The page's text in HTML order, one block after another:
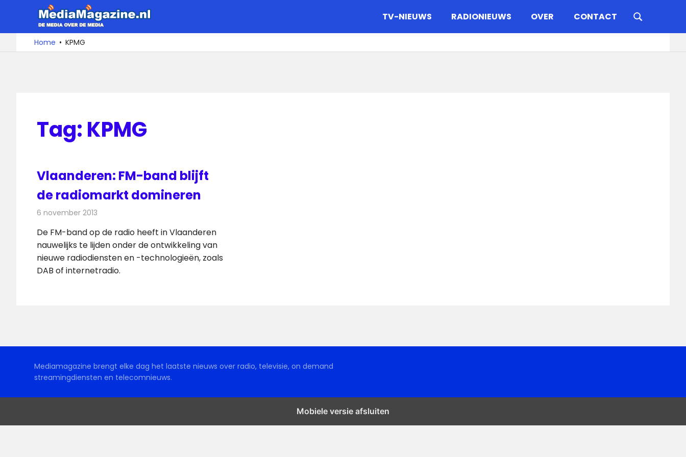
de
De
media
over
TV-NIEUWS RADIONIEUWS OVER CONTACT
Home KPMG
Tag: KPMG
Vlaanderen: FM-band blijft
de radiomarkt domineren
6 november 2013
De FM-band op de radio heeft in Vlaanderen
nauwelijks te lijden onder de ontwikkeling van
nieuwe radiodiensten en -technologieën, zoals
DAB of internetradio.
Mediamagazine brengt elke dag het laatste nieuws over radio, televisie, on demand
streamingdiensten en telecomnieuws.
Mobiele versie afsluiten